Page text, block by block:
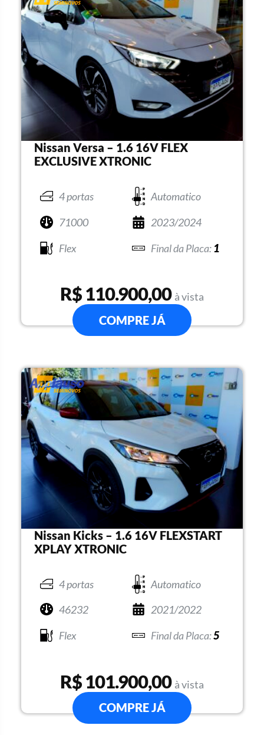
Nissan Versa – 1.6 16V FLEX
EXCLUSIVE XTRONIC
4 portas
Automatico
71000
2023/2024
Flex
1
R$ 110.900,00 à vista
COMPRE JÁ
Nissan Kicks – 1.6 16V FLEXSTART
XPLAY XTRONIC
4 portas
Automatico
46232
2021/2022
Flex
5
R$ 101.900,00 à vista
COMPRE JÁ